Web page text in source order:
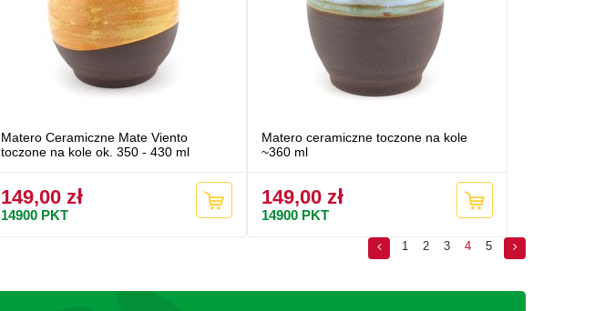
Matero Ceramiczne Mate Viento
toczone na kole ok. 350 - 430 ml
149,00 zł
14900 PKT
Matero ceramiczne toczone na kole
~360 ml
149,00 zł
14900 PKT
1 2 3 4 5